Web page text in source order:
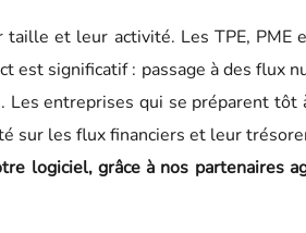
et leur activité. Les TPE, PME
est significatif : passage à des flux
Les entreprises qui se préparent
les flux financiers et leur
logiciel, grâce à nos partenaires